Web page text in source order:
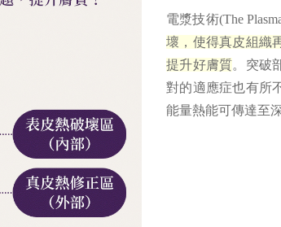
電漿技術(The
壞，使得真皮組織
提升好膚質。突破
對的適應症也有所
能量熱能可傳達至